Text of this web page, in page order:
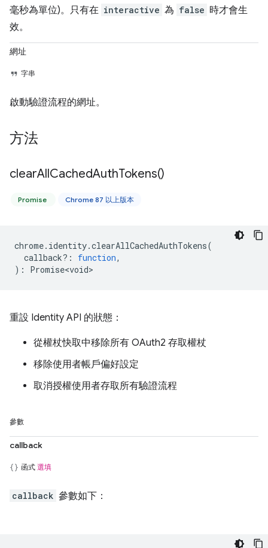
毫秒為單位)。只有在 interactive 為 false 時才會生
效。
網址
字串
啟動驗證流程的網址。
方法
clearAllCachedAuthTokens()
Promise Chrome 87 以上版本
chrome. identity.clearAllCachedAuthTokens(
callback? : function,
) : Promise<void>
重設 Identity API 的狀態：
從權杖快取中移除所有 OAuth2 存取權杖
移除使用者帳戶偏好設定
取消授權使用者存取所有驗證流程
參數
callback
函式 選填
callback 參數如下：